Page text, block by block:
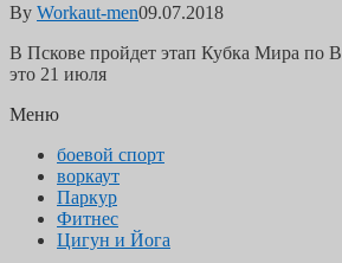
By Workaut-men09.07.2018
В Пскове пройдет этап Кубка Мира по
это 21 июля
Меню
боевой спорт
воркаут
Паркур
Фитнес
Цигун и Йога